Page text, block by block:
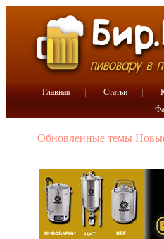
Главная Статьи
Обновленные темы